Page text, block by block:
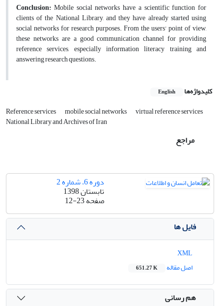
Conclusion: Mobile social networks have a scientific function for
clients of the National Library, and they have already started using
social networks for research purposes. From the users' point of view,
these networks are a good communication channel for providing
reference services, especially information literacy training and
answering research questions.
کلیدواژه‌ها English
Reference services mobile social networks virtual reference services
National Library and Archives of Iran
مراجع
دوره 6، شماره 2
تابستان 1398
صفحه12-23
فایل ها
اصل مقاله
651.27 K
هم رسانی